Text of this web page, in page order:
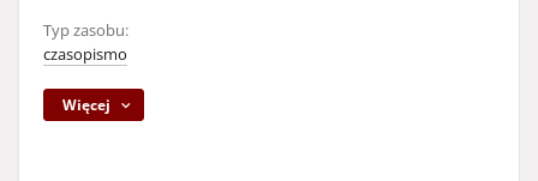
Typ zasobu:
czasopismo
Więcej